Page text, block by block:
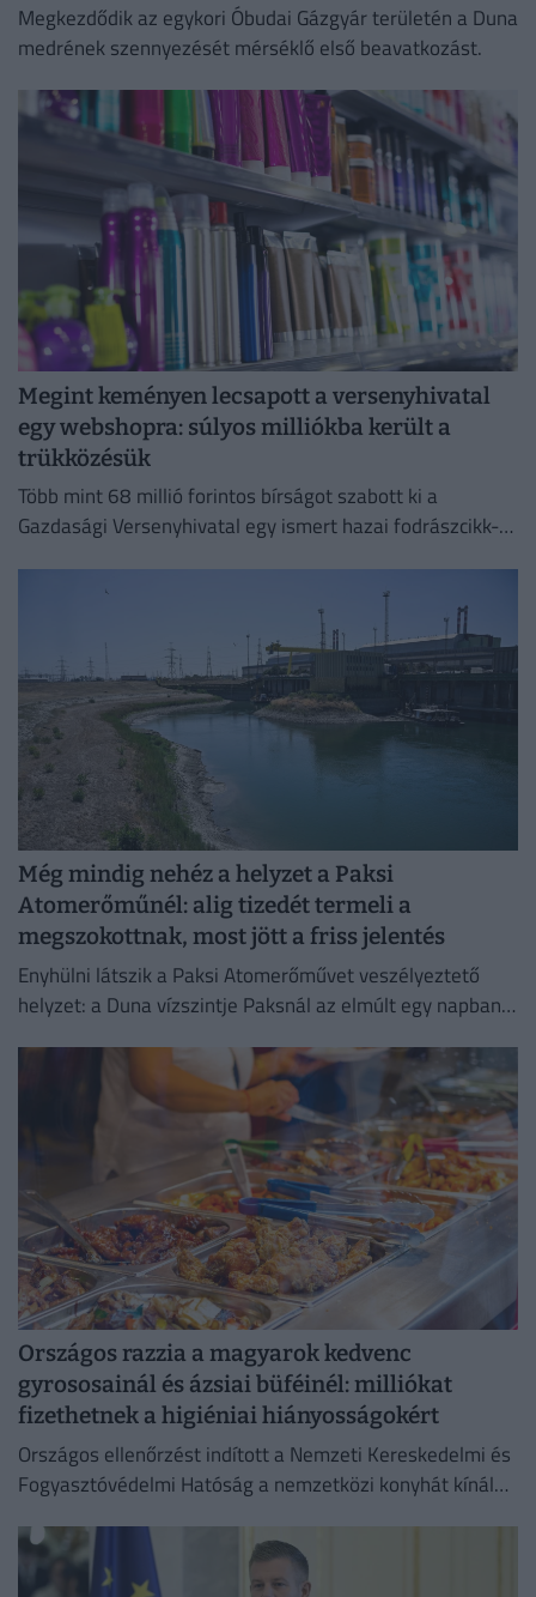
Megkezdődik az egykori Óbudai Gázgyár területén a Duna
medrének szennyezését mérséklő első beavatkozást.
Megint keményen lecsapott a versenyhivatal
egy webshopra: súlyos milliókba került a
trükközésük
Több mint 68 millió forintos bírságot szabott ki a
Gazdasági Versenyhivatal egy ismert hazai fodrászcikk-
Még mindig nehéz a helyzet a Paksi
Atomerőműnél: alig tizedét termeli a
megszokottnak, most jött a friss jelentés
Enyhülni látszik a Paksi Atomerőművet veszélyeztető
helyzet: a Duna vízszintje Paksnál az elmúlt egy napban
Országos razzia a magyarok kedvenc
gyrososainál és ázsiai büféinél: milliókat
fizethetnek a higiéniai hiányosságokért
Országos ellenőrzést indított a Nemzeti Kereskedelmi és
Fogyasztóvédelmi Hatóság a nemzetközi konyhát kínáló